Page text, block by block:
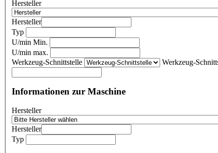
Hersteller
Hersteller
Typ
U/min Min.
U/min max.
Werkzeug-Schnittstelle
Werkzeug-
Informationen zur Maschine
Hersteller
Hersteller
Typ